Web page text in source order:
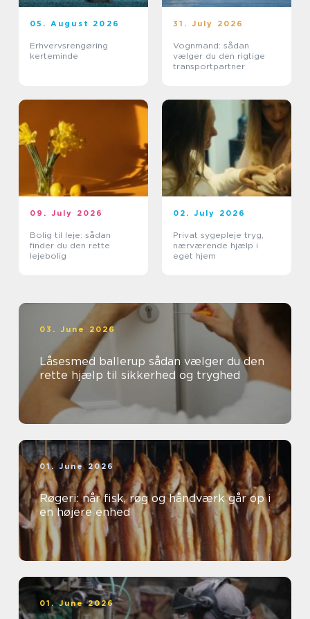
05. August 2026
Erhvervsrengøring
kerteminde
31. July 2026
Vognmand: sådan
vælger du den rigtige
transportpartner
09. July 2026
Bolig til leje: sådan
finder du den rette
lejebolig
02. July 2026
Privat sygepleje tryg,
nærværende hjælp i
eget hjem
03. June 2026
Låsesmed ballerup sådan vælger du den
rette hjælp til sikkerhed og tryghed
01. June 2026
Røgeri: når fisk, røg og håndværk går op i
en højere enhed
01. June 2026